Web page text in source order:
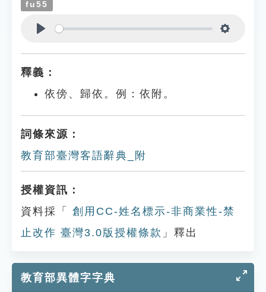
fu55
釋義：
依傍、歸依。例：依附。
詞條來源：
教育部臺灣客語辭典_附
授權資訊：
資料採「
創用CC-姓名標示-非商業性-禁
止改作 臺灣3.0版授權條款 」釋出
教育部異體字字典